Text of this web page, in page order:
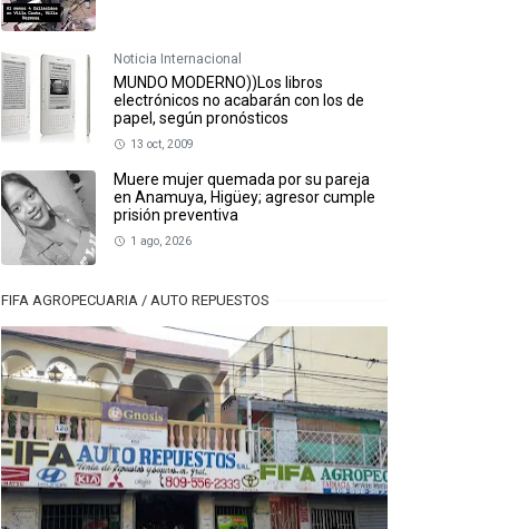
Noticia Internacional
MUNDO MODERNO))Los libros
electrónicos no acabarán con los de
papel, según pronósticos
13 oct, 2009
Muere mujer quemada por su pareja
en Anamuya, Higüey; agresor cumple
prisión preventiva
1 ago, 2026
FIFA AGROPECUARIA / AUTO REPUESTOS